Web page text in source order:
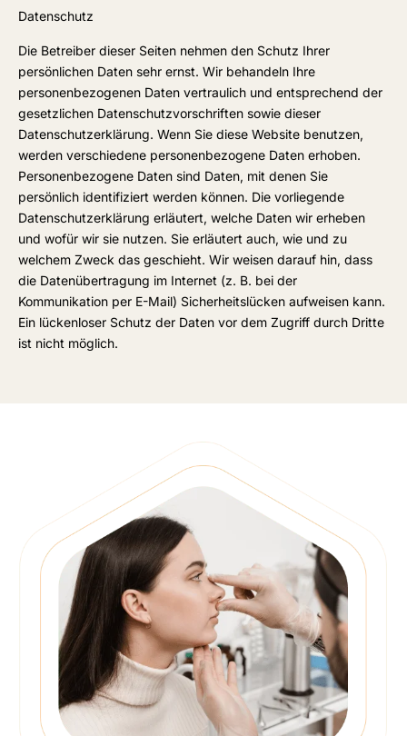
Datenschutz
Die Betreiber dieser Seiten nehmen den Schutz Ihrer
persönlichen Daten sehr ernst. Wir behandeln Ihre
personenbezogenen Daten vertraulich und entsprechend der
gesetzlichen Datenschutzvorschriften sowie dieser
Datenschutzerklärung. Wenn Sie diese Website benutzen,
werden verschiedene personenbezogene Daten erhoben.
Personenbezogene Daten sind Daten, mit denen Sie
persönlich identifiziert werden können. Die vorliegende
Datenschutzerklärung erläutert, welche Daten wir erheben
und wofür wir sie nutzen. Sie erläutert auch, wie und zu
welchem Zweck das geschieht. Wir weisen darauf hin, dass
die Datenübertragung im Internet (z. B. bei der
Kommunikation per E-Mail) Sicherheitslücken aufweisen kann.
Ein lückenloser Schutz der Daten vor dem Zugriff durch Dritte
ist nicht möglich.